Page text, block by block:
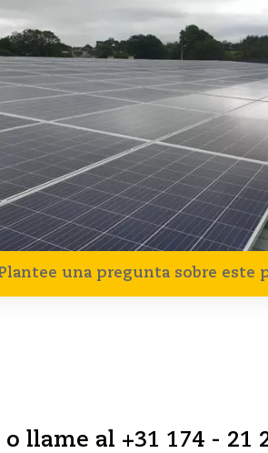
una pregunta sobre este
llame al +31 174 - 21